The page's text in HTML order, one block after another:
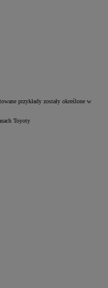
przykłady zostały określone w
Toyoty